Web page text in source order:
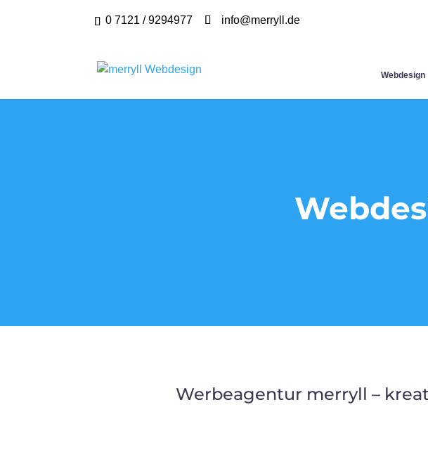
0 7121 / 9294977 info@merryll.de
Webdesign
Werbeagentur merryll –